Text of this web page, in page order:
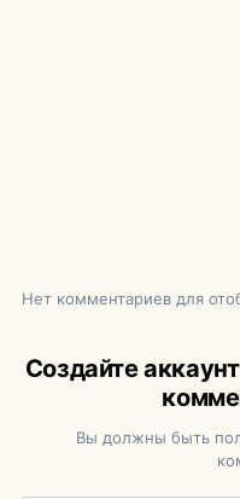
Нет комментариев для
Создайте
Вы должны быть